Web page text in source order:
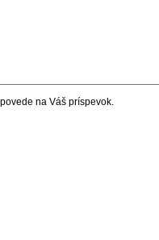
na Váš príspevok.